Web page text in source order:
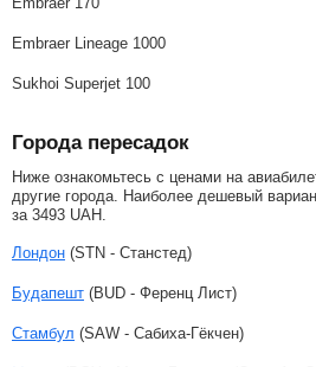
Embraer Lineage 1000
Sukhoi Superjet 100
Города пересадок
Ниже ознакомьтесь с ценами на
другие города. Наиболее дешевый
за 3493 UAH
Лондон (STN - Станстед)
Будапешт (BUD - Ференц Лист)
Стамбул (SAW - Сабиха-Гёкчен)